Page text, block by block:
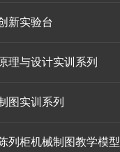
新实验台
理与设计实训系列
图实训系列
列柜机械制图教学模型